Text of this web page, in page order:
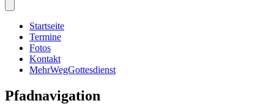
Startseite
Termine
Fotos
Kontakt
MehrWegGottesdienst
Pfadnavigation